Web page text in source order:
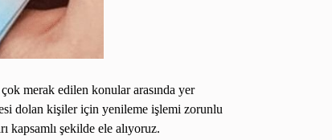
merak edilen konular arasında yer
dolan kişiler için yenileme işlemi zorunlu
kapsamlı şekilde ele alıyoruz.